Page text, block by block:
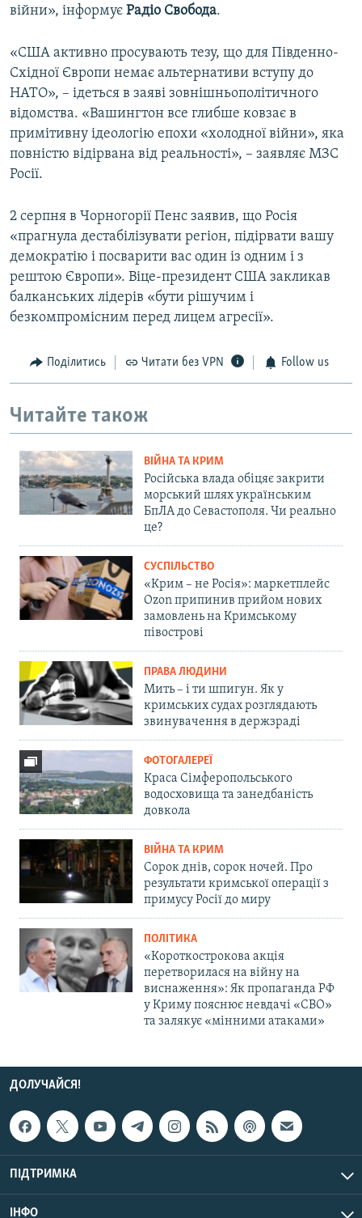
війни», інформує Радіо Свобода.
«США активно просувають тезу, що для Південно-
Східної Європи немає альтернативи вступу до
НАТО», – ідеться в заяві зовнішньополітичного
відомства. «Вашингтон все глибше ковзає в
примітивну ідеологію епохи «холодної війни», яка
повністю відірвана від реальності», – заявляє МЗС
Росії.
2 серпня в Чорногорії Пенс заявив, що Росія
«прагнула дестабілізувати регіон, підірвати вашу
демократію і посварити вас один із одним і з
рештою Європи». Віце-президент США закликав
балканських лідерів «бути рішучим і
безкомпромісним перед лицем агресії».
Поділитись Читати без VPN Follow us
Читайте також
ВІЙНА ТА КРИМ
Російська влада обіцяє закрити
морський шлях українським
БпЛА до Севастополя. Чи реально
це?
СУСПІЛЬСТВО
«Крим – не Росія»: маркетплейс
Ozon припинив прийом нових
замовлень на Кримському
півострові
ПРАВА ЛЮДИНИ
Мить – і ти шпигун. Як у
кримських судах розглядають
звинувачення в держзраді
ФОТОГАЛЕРЕЇ
Краса Сімферопольського
водосховища та занедбаність
довкола
ВІЙНА ТА КРИМ
Сорок днів, сорок ночей. Про
результати кримської операції з
примусу Росії до миру
ПОЛІТИКА
«Короткострокова акція
перетворилася на війну на
виснаження»: Як пропаганда РФ
у Криму пояснює невдачі «СВО»
та залякує «мінними атаками»
ДОЛУЧАЙСЯ!
ПІДТРИМКА
ІНФО